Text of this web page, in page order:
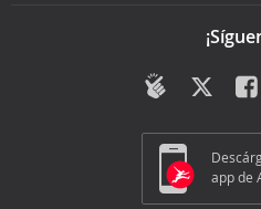
app de